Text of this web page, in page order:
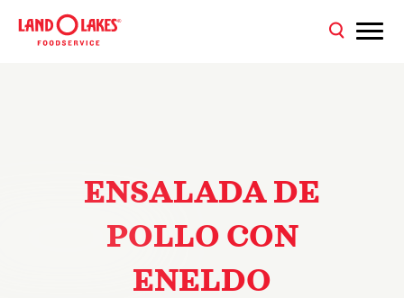
ENSALADA DE
POLLO CON
ENELDO